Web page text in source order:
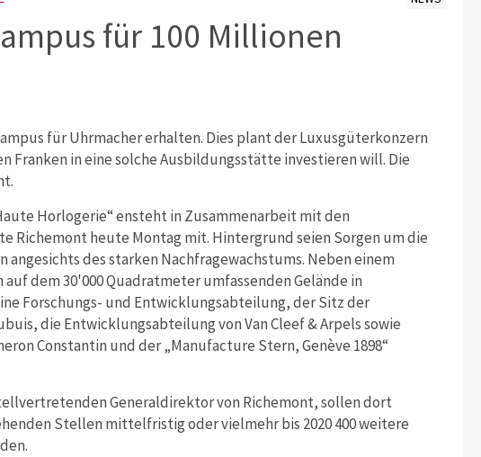
für 100 Millionen
für Uhrmacher erhalten. Dies plant der Luxusgüterkonzern
Franken in eine solche Ausbildungsstätte investieren will. Die
Horlogerie“ ensteht in Zusammenarbeit mit den
Richemont heute Montag mit. Hintergrund seien Sorgen um die
angesichts des starken Nachfragewachstums. Neben einem
dem 30'000 Quadratmeter umfassenden Gelände in
Forschungs- und Entwicklungsabteilung, der Sitz der
die Entwicklungsabteilung von Van Cleef & Arpels sowie
Constantin und der „Manufacture Stern, Genève 1898“
Generaldirektor von Richemont, sollen dort
Stellen mittelfristig oder vielmehr bis 2020 400 weitere